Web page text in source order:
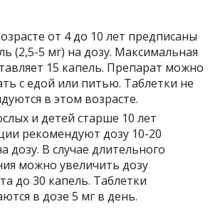
от 4 до 10 лет предписаны
(2,5-5 мг) на дозу. Максимальная
15 капель. Препарат можно
с едой или питью. Таблетки не
в этом возрасте.
и детей старше 10 лет
рекомендуют дозу 10-20
дозу. В случае длительного
можно увеличить дозу
до 30 капель. Таблетки
в дозе 5 мг в день.